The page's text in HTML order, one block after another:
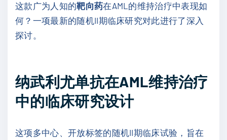
这款广为人知的靶向药在AML的维持治疗中表现如
何？一项最新的随机II期临床研究对此进行了深入
探讨。
纳武利尤单抗在AML维持治疗
中的临床研究设计
这项多中心、开放标签的随机II期临床试验，旨在